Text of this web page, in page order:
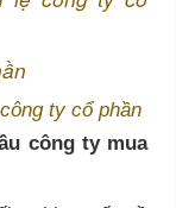
ty cổ phần
công ty mua